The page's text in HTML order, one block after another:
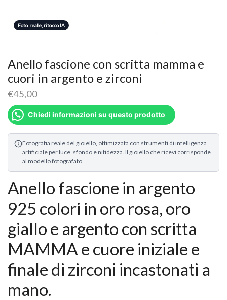
Foto reale, ritocco IA
Anello fascione con scritta mamma e
cuori in argento e zirconi
€45,00
Chiedi informazioni su questo prodotto
Fotografia reale del gioiello, ottimizzata con strumenti di intelligenza
artificiale per luce, sfondo e nitidezza. Il gioiello che ricevi corrisponde
al modello fotografato.
Anello fascione in argento
925 colori in oro rosa, oro
giallo e argento con scritta
MAMMA e cuore iniziale e
finale di zirconi incastonati a
mano.